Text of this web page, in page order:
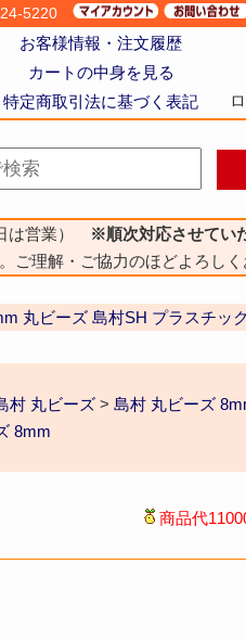
5220
お客様情報・注文履歴
カートの中身を見る
特定商取引法に基づく表記
は営業）
※順次対応させてい
ご理解・ご協力のほどよろしく
丸ビーズ 島村SH プラスチッ
村 丸ビーズ > 島村 丸ビーズ
8mm
商品代